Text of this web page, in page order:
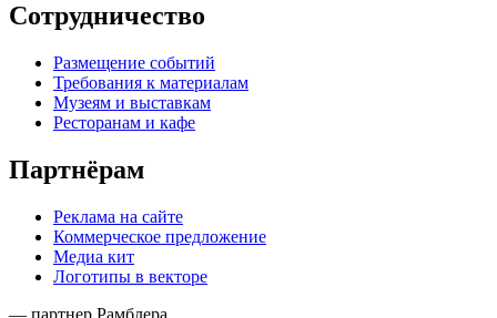
Сотрудничество
Размещение событий
Требования к материалам
Музеям и выставкам
Ресторанам и кафе
Партнёрам
Реклама на сайте
Коммерческое предложение
Медиа кит
Логотипы в векторе
— партнер Рамблера